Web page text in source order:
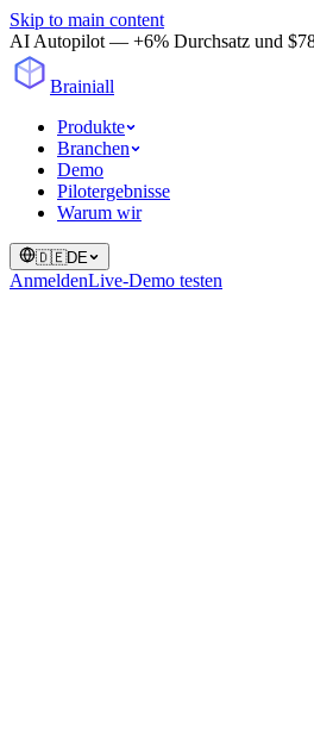
Skip to main content
AI Autopilot — +6% Durchsatz und
Brainiall
Produkte
Branchen
Demo
Pilotergebnisse
Warum wir
🇩🇪DE
AnmeldenLive-Demo testen